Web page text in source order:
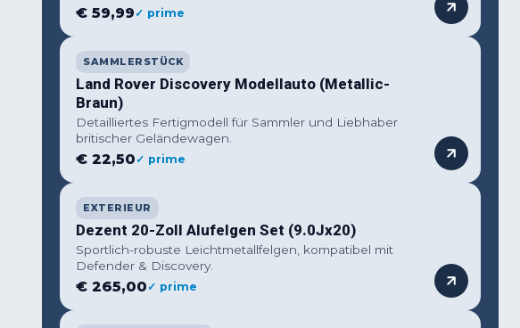
€ 59,99✓ prime
SAMMLERSTÜCK
Land Rover Discovery Modellauto (Metallic-
Braun)
Detailliertes Fertigmodell für Sammler und Liebhaber
britischer Geländewagen.
€ 22,50✓ prime
EXTERIEUR
Dezent 20-Zoll Alufelgen Set (9.0Jx20)
Sportlich-robuste Leichtmetallfelgen, kompatibel mit
Defender & Discovery.
€ 265,00✓ prime